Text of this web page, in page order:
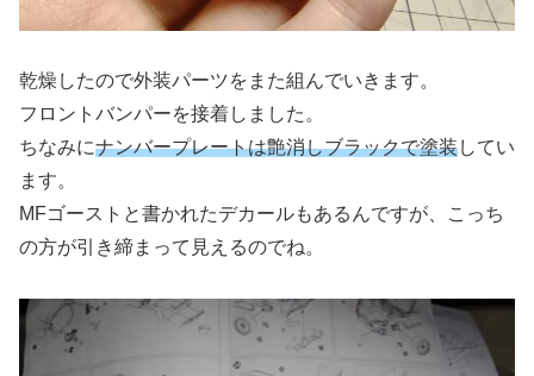
乾燥したので外装パーツをまた組んでいきます。
フロントバンパーを接着しました。
ちなみにナンバープレートは艶消しブラックで塗装してい
ます。
MFゴーストと書かれたデカールもあるんですが、こっち
の方が引き締まって見えるのでね。